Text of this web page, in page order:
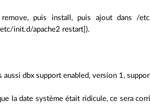
puis install, puis ajout dans /
init.d/apache2 restart]).
dbx support enabled, version 1,
la date système était ridicule, ce sera